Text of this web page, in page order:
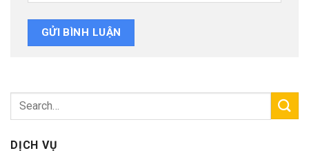
DỊCH VỤ